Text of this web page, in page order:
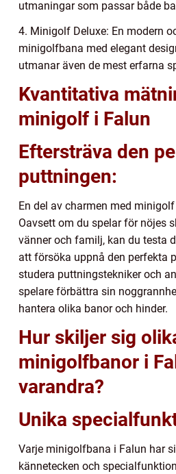
utmaningar som passar både
4. Minigolf Deluxe: En modern
minigolfbana med elegant
utmanar även de mest erfarna
Kvantitativa
minigolf i Falun
Eftersträva den
puttningen:
En del av charmen med
Oavsett om du spelar för nöjes
vänner och familj, kan du testa
att försöka uppnå den perfekta
studera puttningstekniker och
spelare förbättra sin
hantera olika banor och hinder.
Hur skiljer sig
minigolfbanor i
varandra?
Unika
Varje minigolfbana i Falun har
kännetecken och